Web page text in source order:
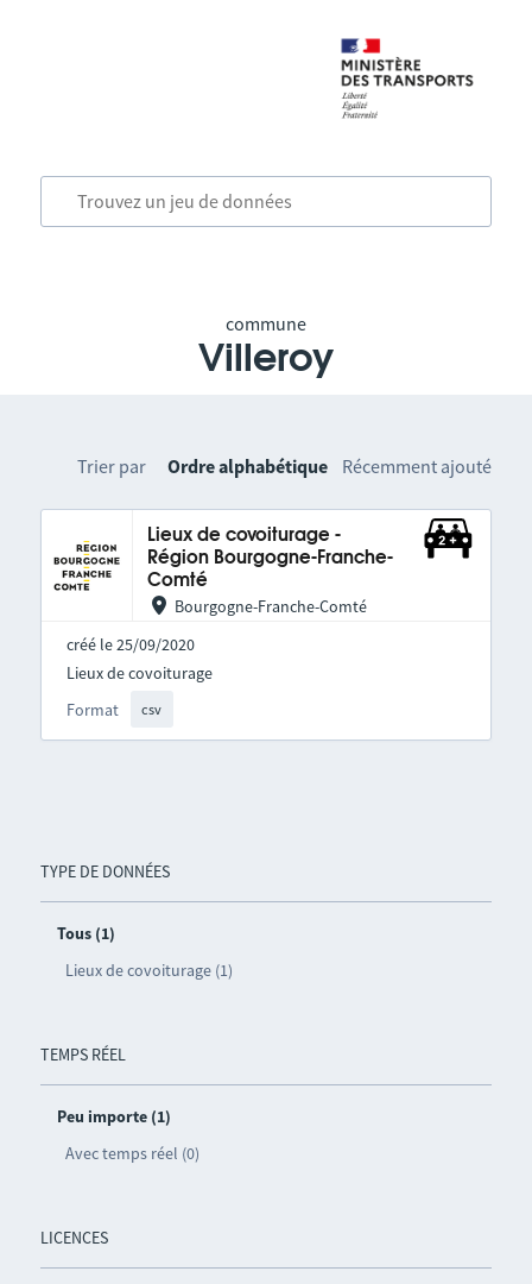
commune
Villeroy
TYPE DE DONNÉES
Tous (1)
Lieux de covoiturage (1)
TEMPS RÉEL
Peu importe (1)
Avec temps réel (0)
LICENCES
Trier par Ordre alphabétique Récemment ajouté
Lieux de covoiturage -
Région Bourgogne-Franche-
Comté
Bourgogne-Franche-Comté
créé le 25/09/2020
Format csv
Lieux de covoiturage